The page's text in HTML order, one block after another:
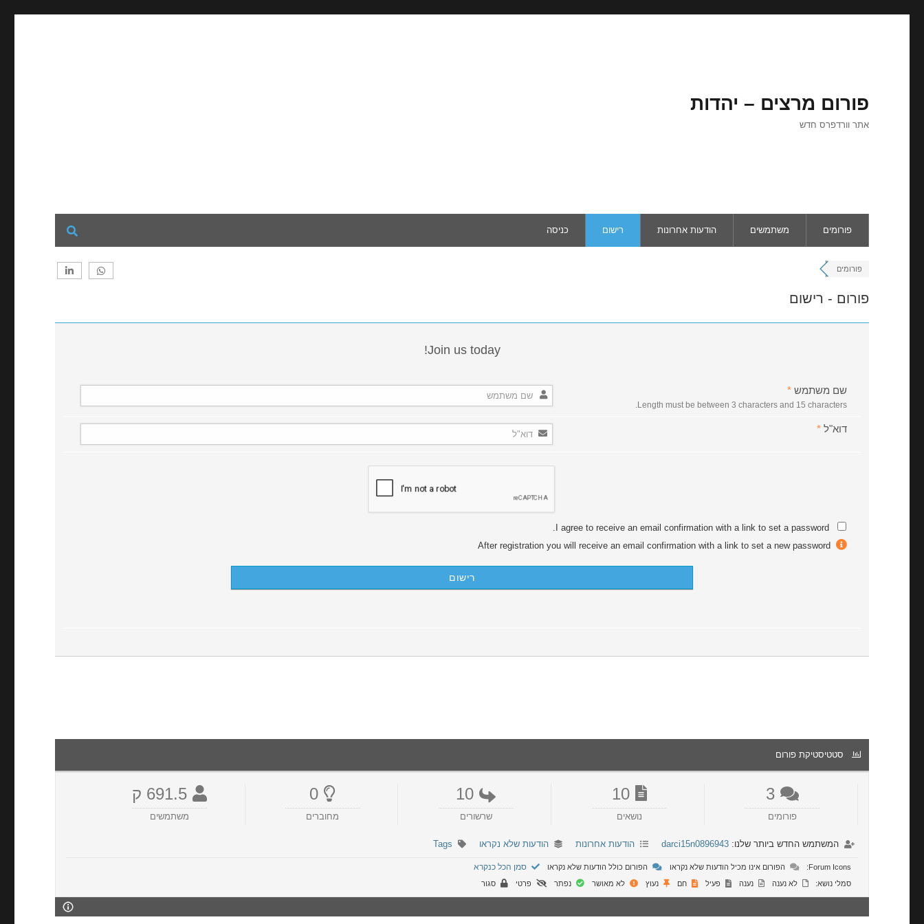
פורום מרצים – יהדות
אתר וורדפרס חדש
פורומים משתמשים הודעות אחרונות רישום כניסה
פורומים
פורום - רישום
Join us today!
שם משתמש *
Length must be between 3 characters and 15 characters.
דוא"ל *
I agree to receive an email confirmation with a link to set a password.
סטטיסטיקת פורום
3
פורומים
10
נושאים
10
שרשורים
0
מחוברים
691.5 ק
משתמשים
המשתמש החדש ביותר שלנו:darci15n0896943 הודעות אחרונות הודעות שלא נקראו Tags
Forum Icons: הפורום אינו מכיל הודעות שלא נקראו הפורום כולל הודעות שלא נקראו סמן הכל כנקרא
סמלי נושא: לא נענה נענה פעיל חם נעוץ לא מאושר נפתר פרטי סגור